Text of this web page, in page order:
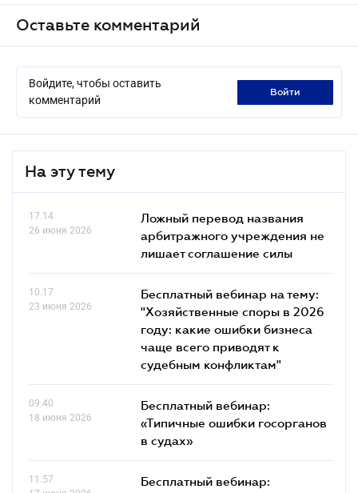
Оставьте комментарий
Войдите, чтобы оставить
комментарий
войти
На эту тему
17.14
26 июня 2026
Ложный перевод названия
арбитражного учреждения не
лишает соглашение силы
10.17
23 июня 2026
Бесплатный вебинар на тему:
"Хозяйственные споры в 2026
году: какие ошибки бизнеса
чаще всего приводят к
судебным конфликтам"
09.40
18 июня 2026
Бесплатный вебинар:
«Типичные ошибки госорганов
в судах»
11.57
Бесплатный вебинар: